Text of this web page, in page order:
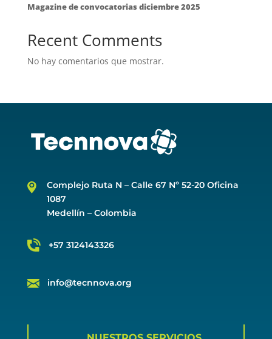
Magazine de convocatorias diciembre 2025
Recent Comments
No hay comentarios que mostrar.
Complejo Ruta N – Calle 67 Nº 52-20 Oficina
1087
Medellín – Colombia
+57 3124143326
info@tecnnova.org